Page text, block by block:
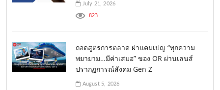
July 21, 2026
823
ถอดสูตรการตลาด ผ่าแคมเปญ “ทุกความ
พยายาม…มีค่าเสมอ” ของ OR ผ่านเลนส์
ปรากฏการณ์สังคม Gen Z
August 5, 2026